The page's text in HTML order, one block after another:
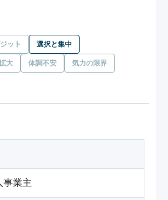
ット 選択と集中
大 体調不安 気力の限界
事業主